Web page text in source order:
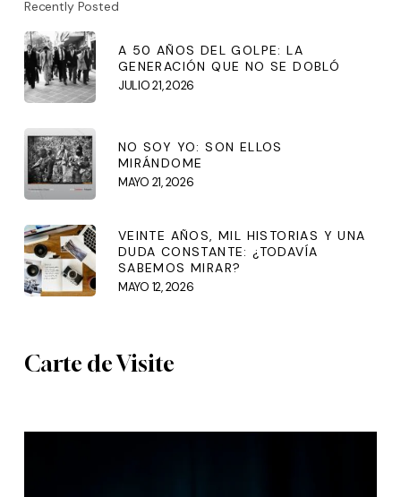
Recently Posted
A 50 AÑOS DEL GOLPE: LA
GENERACIÓN QUE NO SE DOBLÓ
JULIO 21, 2026
NO SOY YO: SON ELLOS
MIRÁNDOME
MAYO 21, 2026
VEINTE AÑOS, MIL HISTORIAS Y UNA
DUDA CONSTANTE: ¿TODAVÍA
SABEMOS MIRAR?
MAYO 12, 2026
Carte de Visite